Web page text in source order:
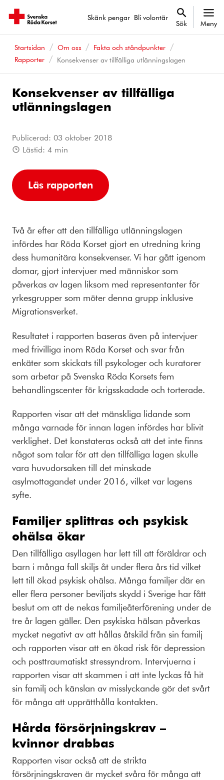
Skänk pengar Bli volontär
Sök Meny
Startsidan Om oss
Fakta och ståndpunkter
Rapporter
Konsekvenser av tillfälliga utlänningslagen
Konsekvenser av tillfälliga
utlänningslagen
Publicerad: 03 oktober 2018
Lästid: 4 min
Läs rapporten
Två år efter att den tillfälliga utlänningslagen
infördes har Röda Korset gjort en utredning kring
dess humanitära konsekvenser. Vi har gått igenom
domar, gjort intervjuer med människor som
påverkas av lagen liksom med representanter för
yrkesgrupper som möter denna grupp inklusive
Migrationsverket.
Resultatet i rapporten baseras även på intervjuer
med frivilliga inom Röda Korset och svar från
enkäter som skickats till psykologer och kuratorer
som arbetar på Svenska Röda Korsets fem
behandlingscenter för krigsskadade och torterade.
Rapporten visar att det mänskliga lidande som
många varnade för innan lagen infördes har blivit
verklighet. Det konstateras också att det inte finns
något som talar för att den tillfälliga lagen skulle
vara huvudorsaken till det minskade
asylmottagandet under 2016, vilket var lagens
syfte.
Familjer splittras och psykisk
ohälsa ökar
Den tillfälliga asyllagen har lett till att föräldrar och
barn i många fall skiljs åt under flera års tid vilket
lett till ökad psykisk ohälsa. Många familjer där en
eller flera personer beviljats skydd i Sverige har fått
beslut om att de nekas familjeåterförening under de
tre år lagen gäller. Den psykiska hälsan påverkas
mycket negativt av att hållas åtskild från sin familj
och rapporten visar att en ökad risk för depression
och posttraumatiskt stressyndrom. Intervjuerna i
rapporten visar att skammen i att inte lyckas få hit
sin familj och känslan av misslyckande gör det svårt
för många att upprätthålla kontakten.
Hårda försörjningskrav –
kvinnor drabbas
Rapporten visar också att de strikta
försörjningskraven är mycket svåra för många att